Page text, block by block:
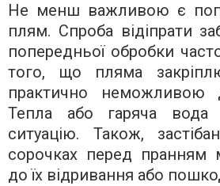
Не менш важливою є
плям. Спроба відіпрати
попередньої обробки
того, що пляма
практично неможливою
Тепла або гаряча вода
ситуацію. Також,
сорочках перед пранням
до їх відривання або